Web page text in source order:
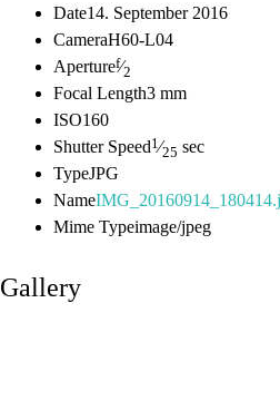
Date14. September 2016
CameraH60-L04
Aperturef⁄2
Focal Length3 mm
ISO160
Shutter Speed1⁄25 sec
TypeJPG
Name
Mime Typeimage/jpeg
Gallery